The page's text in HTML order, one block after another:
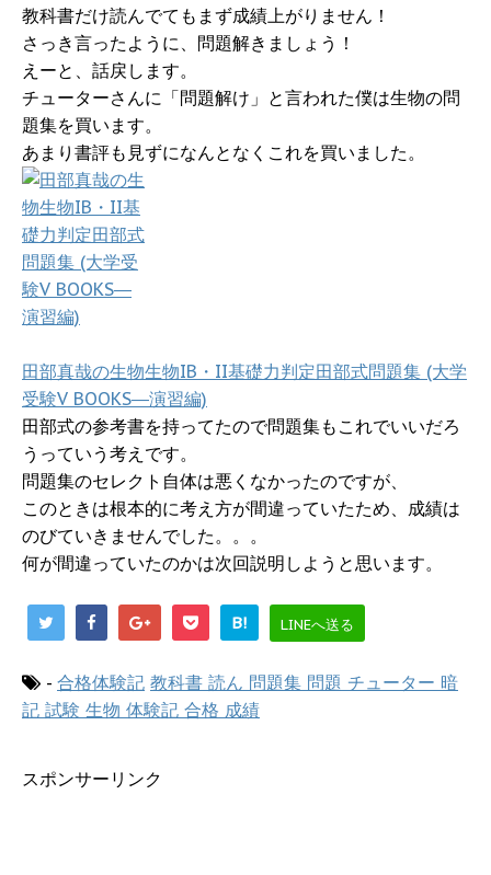
教科書だけ読んでてもまず成績上がりません！
さっき言ったように、問題解きましょう！
えーと、話戻します。
チューターさんに「問題解け」と言われた僕は生物の問
題集を買います。
あまり書評も見ずになんとなくこれを買いました。
田部真哉の生物生物IB・II基礎力判定田部式問題集 (大学
受験V BOOKS―演習編)
田部式の参考書を持ってたので問題集もこれでいいだろ
うっていう考えです。
問題集のセレクト自体は悪くなかったのですが、
このときは根本的に考え方が間違っていたため、成績は
のびていきませんでした。。。
何が間違っていたのかは次回説明しようと思います。
B! LINEへ送る
- 合格体験記 教科書 読ん 問題集 問題 チューター 暗
記 試験 生物 体験記 合格 成績
スポンサーリンク